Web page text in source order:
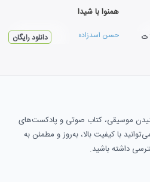
همنوا با شيدا
حسن اسدزاده دانلود رایگان
موسیقی، کتاب صوتی و پادکست‌های
با کیفیت بالا، به‌روز و مطمئن به
داشته باشید.